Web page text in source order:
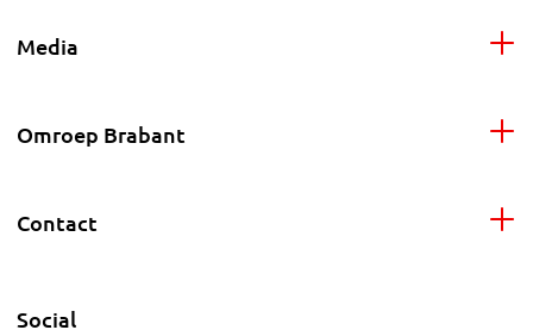
Media
Omroep Brabant
Contact
Social